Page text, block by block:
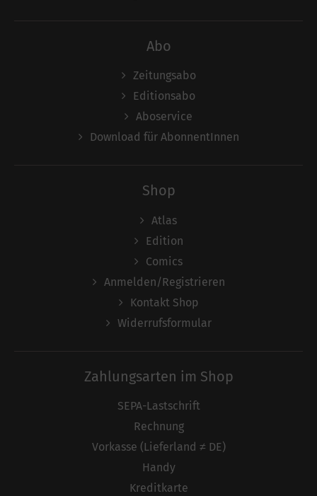
Abo
Zeitungsabo
Editionsabo
Aboservice
Download für AbonnentInnen
Shop
Atlas
Edition
Comics
Anmelden/Registrieren
Kontakt Shop
Widerrufsformular
Zahlungsarten im Shop
SEPA-Lastschrift
Rechnung
Vorkasse (Lieferland ≠ DE)
Handy
Kreditkarte